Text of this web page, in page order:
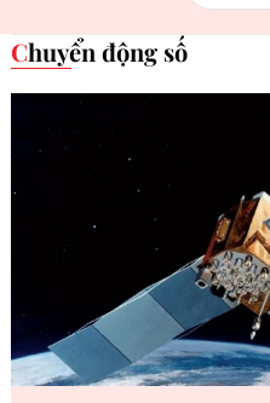
Chuyển động số